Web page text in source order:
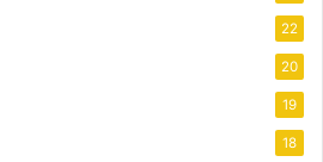
22
20
19
18